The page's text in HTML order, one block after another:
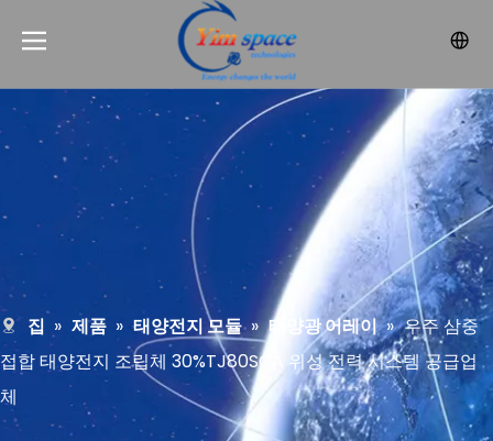
집 » 제품 » 태양전지 모듈 » 태양광 어레이 » 우주 삼중
접합 태양전지 조립체 30%TJ80SCA 위성 전력 시스템 공급업
체